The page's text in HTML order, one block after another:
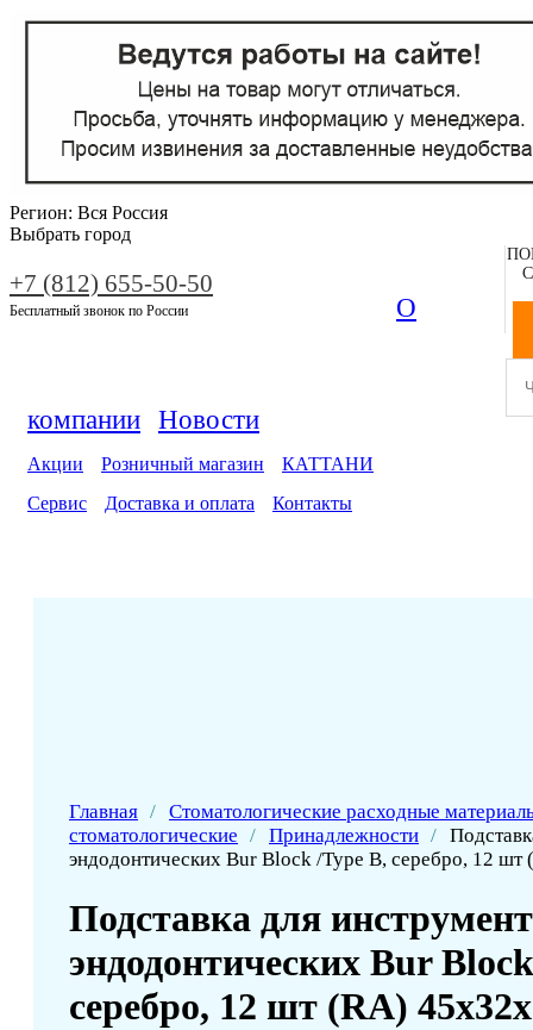
Регион: Вся Россия
Выбрать город
+7 (812) 655-50-50
Бесплатный звонок по России О
компании Новости
Акции Розничный магазин
КАТТАНИ
Сервис
Доставка и оплата Контакты
Главная / Стоматологические расходные
стоматологические / Принадлежности /
эндодонтических Bur Block /Type B, серебро, 12
Подставка для
эндодонтических Bur
серебро, 12 шт (RA)